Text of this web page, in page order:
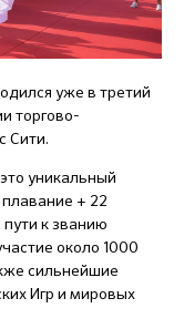
уже в третий
торгово-
Сити.
уникальный
+ 22
к званию
около 1000
сильнейшие
Игр и мировых